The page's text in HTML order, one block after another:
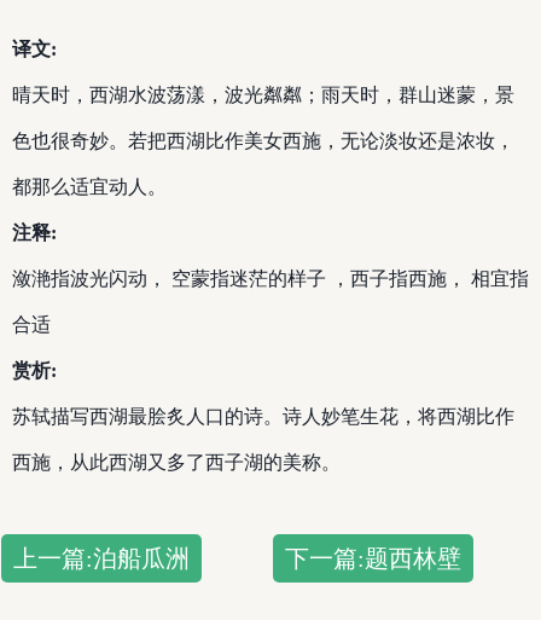
译文:
晴天时，西湖水波荡漾，波光粼粼；雨天时，群山迷蒙，景
色也很奇妙。若把西湖比作美女西施，无论淡妆还是浓妆，
都那么适宜动人。
注释:
潋滟指波光闪动， 空蒙指迷茫的样子 ，西子指西施， 相宜指
合适
赏析:
苏轼描写西湖最脍炙人口的诗。诗人妙笔生花，将西湖比作
西施，从此西湖又多了西子湖的美称。
上一篇:泊船瓜洲 下一篇:题西林壁